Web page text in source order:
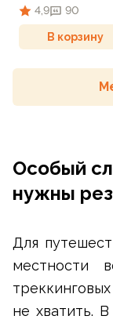
4,9 90
В корзину
Особый
нужны
Для
местности
не хватить.